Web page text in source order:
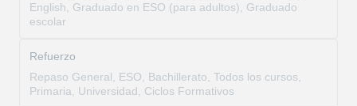
English, Graduado en ESO (para adultos), Graduado
escolar
Refuerzo
Repaso General, ESO, Bachillerato, Todos los cursos,
Primaria, Universidad, Ciclos Formativos